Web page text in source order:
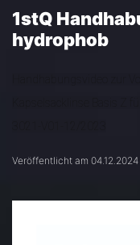
1stQ
hydrophob
Veröffentlicht am 04.12.2024